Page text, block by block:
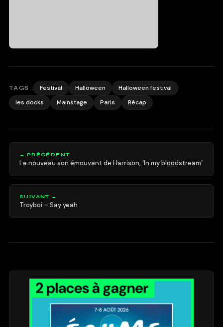
TAGS : Festival Halloween
Halloween festival
les docks
Mainstage Paris Récap
← PRÉCÉDENT
Le nouveau son émouvant de Harrison, ‘In my bloodstream’
SUIVANT →
Troyboi – Say yeah